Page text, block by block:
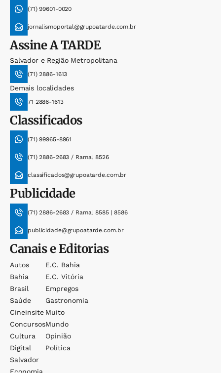
(71) 99601-0020
jornalismoportal@grupoatarde.com.br
AssineA TARDE
Salvador e Região Metropolitana
(71) 2886-1613
Demais localidades
71 2886-1613
Classificados
(71) 99965-8961
(71) 2886-2683 / Ramal 8526
classificados@grupoatarde.com.br
Publicidade
(71) 2886-2683 / Ramal 8585 | 8586
publicidade@grupoatarde.com.br
Canais e Editorias
Autos
Bahia
Brasil
Saúde
Cineinsite
Concursos
Cultura
Digital
Salvador
E.c. Bahia
E.c. Vitória
Empregos
Gastronomia
Muito
Mundo
Opinião
Política